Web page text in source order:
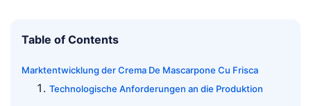
Table of Contents
Marktentwicklung der Crema De Mascarpone Cu Frisca
Technologische Anforderungen an die Produktion